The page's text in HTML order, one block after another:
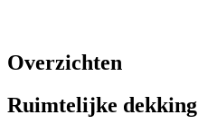
Overzichten
Ruimtelijke dekking